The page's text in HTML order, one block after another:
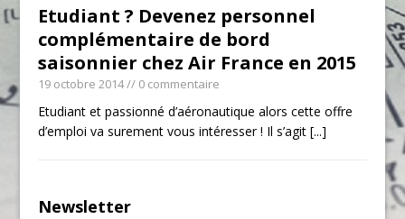
Etudiant ? Devenez personnel
complémentaire de bord
saisonnier chez Air France en 2015
19 octobre 2014// 0 commentaire
Etudiant et passionné d’aéronautique alors cette offre
d’emploi va surement vous intéresser ! Il s’agit[...]
Newsletter